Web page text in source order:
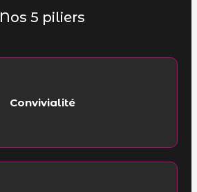
Nos 5 piliers
Convivialité